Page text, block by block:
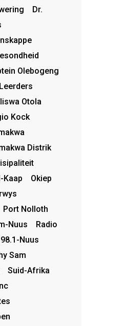
Dr.
Olebogeng
Leerders
Otola
Kock
Distrik
Kaap
Okiep
Port Nolloth
Nuus
Radio
Nuus
Sam
Suid-Afrika